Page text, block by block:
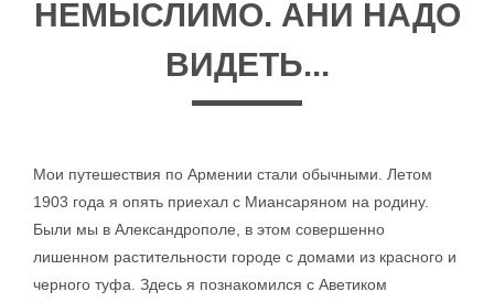
НЕМЫСЛИМО. АНИ НАДО
ВИДЕТЬ...
Мои путешествия по Армении стали обычными. Летом
1903 года я опять приехал с Миансаряном на родину.
Были мы в Александрополе, в этом совершенно
лишенном растительности городе с домами из красного и
черного туфа. Здесь я познакомился с Аветиком